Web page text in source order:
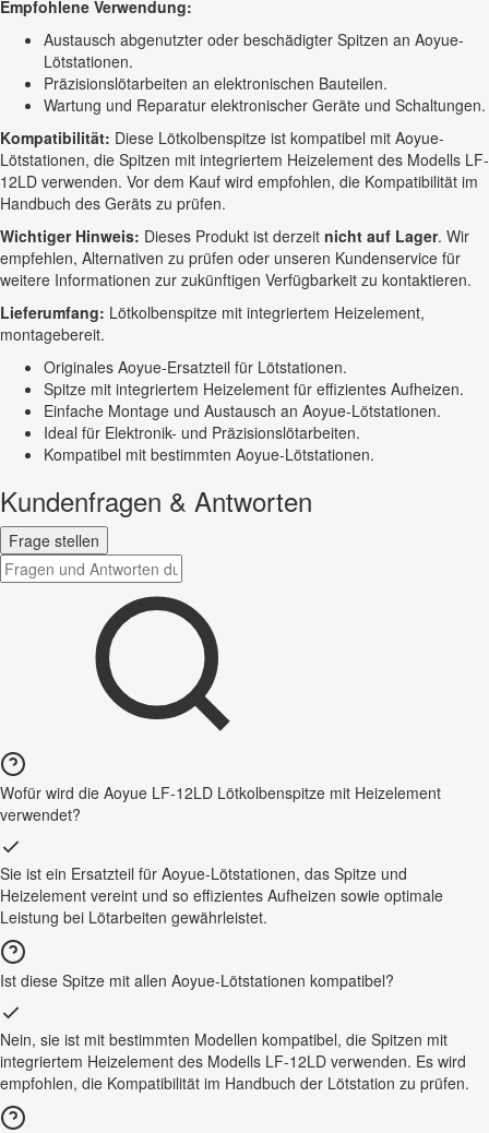
Empfohlene Verwendung:
Austausch abgenutzter oder beschädigter Spitzen an Aoyue-
Lötstationen.
Präzisionslötarbeiten an elektronischen Bauteilen.
Wartung und Reparatur elektronischer Geräte und Schaltungen.
Kompatibilität: Diese Lötkolbenspitze ist kompatibel mit Aoyue-
Lötstationen, die Spitzen mit integriertem Heizelement des Modells LF-
12LD verwenden. Vor dem Kauf wird empfohlen, die Kompatibilität im
Handbuch des Geräts zu prüfen.
Wichtiger Hinweis: Dieses Produkt ist derzeit nicht auf Lager. Wir
empfehlen, Alternativen zu prüfen oder unseren Kundenservice für
weitere Informationen zur zukünftigen Verfügbarkeit zu kontaktieren.
Lieferumfang: Lötkolbenspitze mit integriertem Heizelement,
montagebereit.
Originales Aoyue-Ersatzteil für Lötstationen.
Spitze mit integriertem Heizelement für effizientes Aufheizen.
Einfache Montage und Austausch an Aoyue-Lötstationen.
Ideal für Elektronik- und Präzisionslötarbeiten.
Kompatibel mit bestimmten Aoyue-Lötstationen.
Kundenfragen & Antworten
Frage stellen
Wofür wird die Aoyue LF-12LD Lötkolbenspitze mit Heizelement
verwendet?
Sie ist ein Ersatzteil für Aoyue-Lötstationen, das Spitze und
Heizelement vereint und so effizientes Aufheizen sowie optimale
Leistung bei Lötarbeiten gewährleistet.
Ist diese Spitze mit allen Aoyue-Lötstationen kompatibel?
Nein, sie ist mit bestimmten Modellen kompatibel, die Spitzen mit
integriertem Heizelement des Modells LF-12LD verwenden. Es wird
empfohlen, die Kompatibilität im Handbuch der Lötstation zu prüfen.